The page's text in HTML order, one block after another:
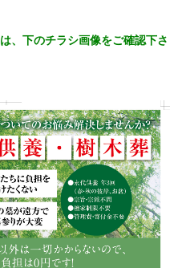
、下のチラシ画像をご確認下さ